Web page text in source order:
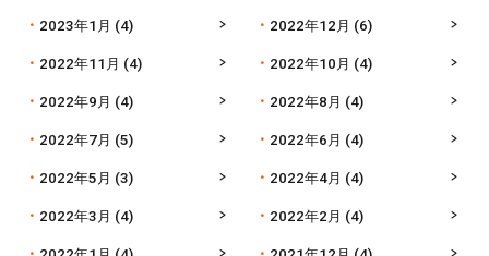
2023年1月 (4) 2022年12月 (6)
2022年11月 (4) 2022年10月 (4)
2022年9月 (4) 2022年8月 (4)
2022年7月 (5) 2022年6月 (4)
2022年5月 (3) 2022年4月 (4)
2022年3月 (4) 2022年2月 (4)